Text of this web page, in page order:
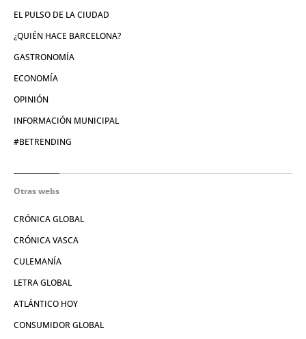
EL PULSO DE LA CIUDAD
¿QUIÉN HACE BARCELONA?
GASTRONOMÍA
ECONOMÍA
OPINIÓN
INFORMACIÓN MUNICIPAL
#BETRENDING
Otras webs
CRÓNICA GLOBAL
CRÓNICA VASCA
CULEMANÍA
LETRA GLOBAL
ATLÁNTICO HOY
CONSUMIDOR GLOBAL